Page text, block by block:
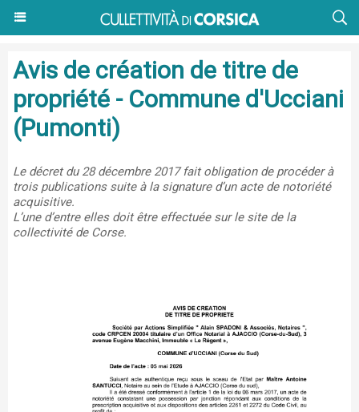
Avis de création de titre de
propriété - Commune d'Ucciani
(Pumonti)
Le décret du 28 décembre 2017 fait obligation de procéder à
trois publications suite à la signature d’un acte de notoriété
acquisitive.
L’une d’entre elles doit être effectuée sur le site de la
collectivité de Corse.